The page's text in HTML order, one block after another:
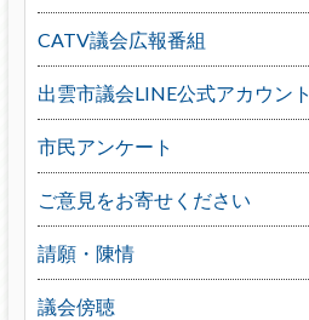
CATV議会広報番組
出雲市議会LINE公式アカウント
市民アンケート
ご意見をお寄せください
請願・陳情
議会傍聴